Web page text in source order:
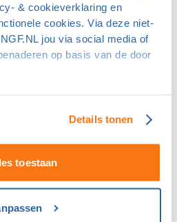
& cookieverklaring en
cookies. Via deze niet-
jou via social media of
op basis van de door
Details tonen
toestaan
-banen